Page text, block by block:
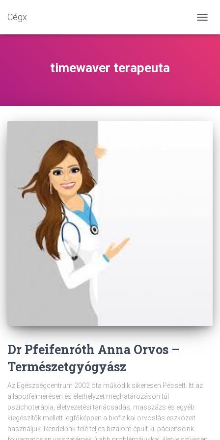
Cégx
BE-/
timewaver terapeuta
Dr Pfeifenróth Anna Orvos –
Természetgyógyász
Az Egészségcentrum 2002 óta működik sikeresen Pécsett. Itt az
állapotfelmérésen és élethelyzet meghatározáson túl
pszichoterápia, életvezetési tanácsadás, masszázs és egyéb
kiegészítők mellett legfőképpen a biofizikai orvoslás eszközeit
használjuk. Rendelőnk felé teljes bizalom épült ki, pácienseink